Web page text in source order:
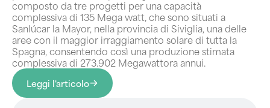
composto da tre progetti per una capacità
complessiva di 135 Mega watt, che sono situati a
Sanlúcar la Mayor, nella provincia di Siviglia, una delle
aree con il maggior irraggiamento solare di tutta la
Spagna, consentendo così una produzione stimata
complessiva di 273.902 Megawattora annui.
Leggi l'articolo